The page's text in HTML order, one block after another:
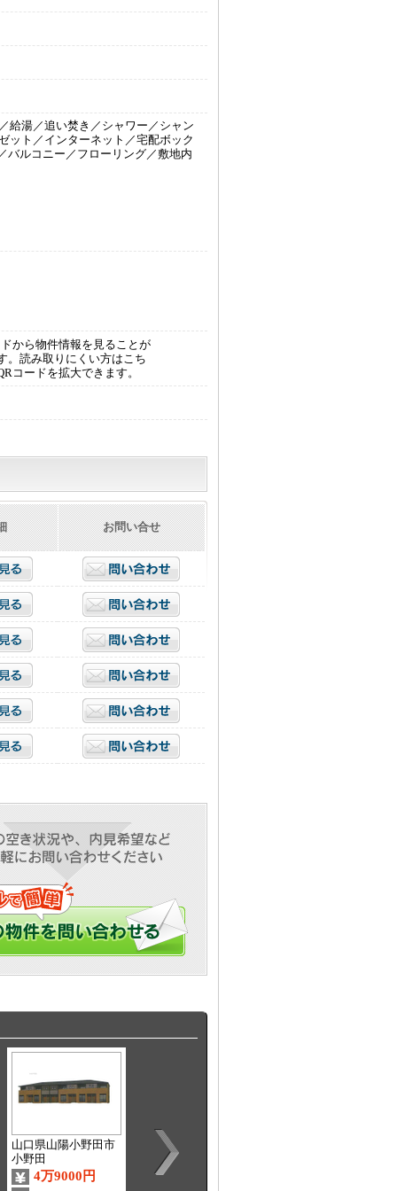
給湯／追い焚き／シャワー／シャン
ット／インターネット／宅配ボック
バルコニー／フローリング／敷地内
から物件情報を見ることが
。読み取りにくい方はこち
コードを拡大できます。
お問い合せ
山口県山陽小野田市
小野田
4万9000円
山口県宇部市開
3万円